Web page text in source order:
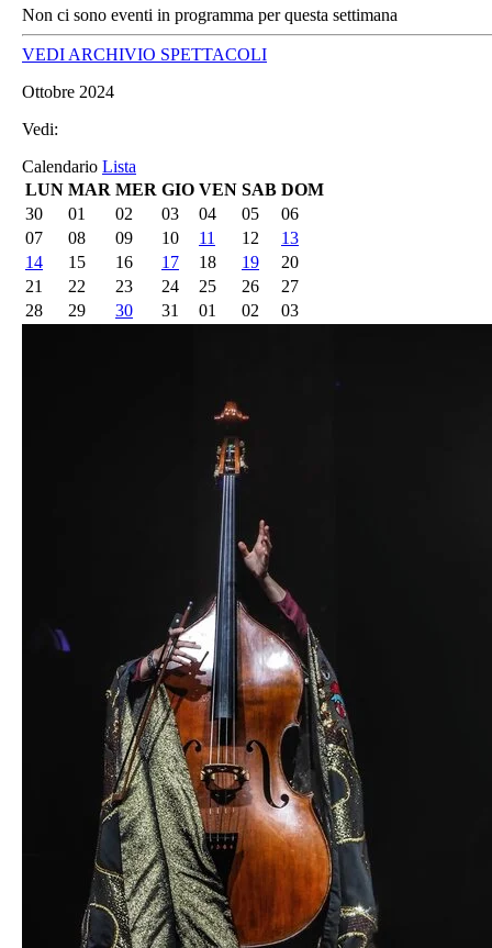
Non ci sono eventi in programma per questa settimana
VEDI ARCHIVIO SPETTACOLI
Ottobre 2024
Vedi:
Calendario Lista
LUN MAR MER GIO VEN SAB DOM
30
01 02 03 04 05
06
07
08 09 10 11 12
13
14
15 16 17 18 19
20
21
22 23 24 25 26
27
28
29 30 31 01 02 03